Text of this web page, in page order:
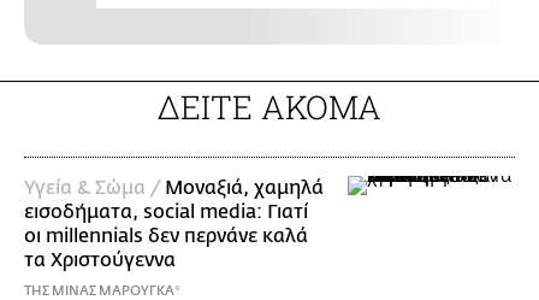
ΔΕΙΤΕ ΑΚΟΜΑ
Υγεία & Σώμα / Μοναξιά, χαμηλά
εισοδήματα, social media: Γιατί
οι millennials δεν περνάνε καλά
τα Χριστούγεννα
ΤΗΣ ΜΙΝΑΣ ΜΑΡΟΥΓΚΑ*